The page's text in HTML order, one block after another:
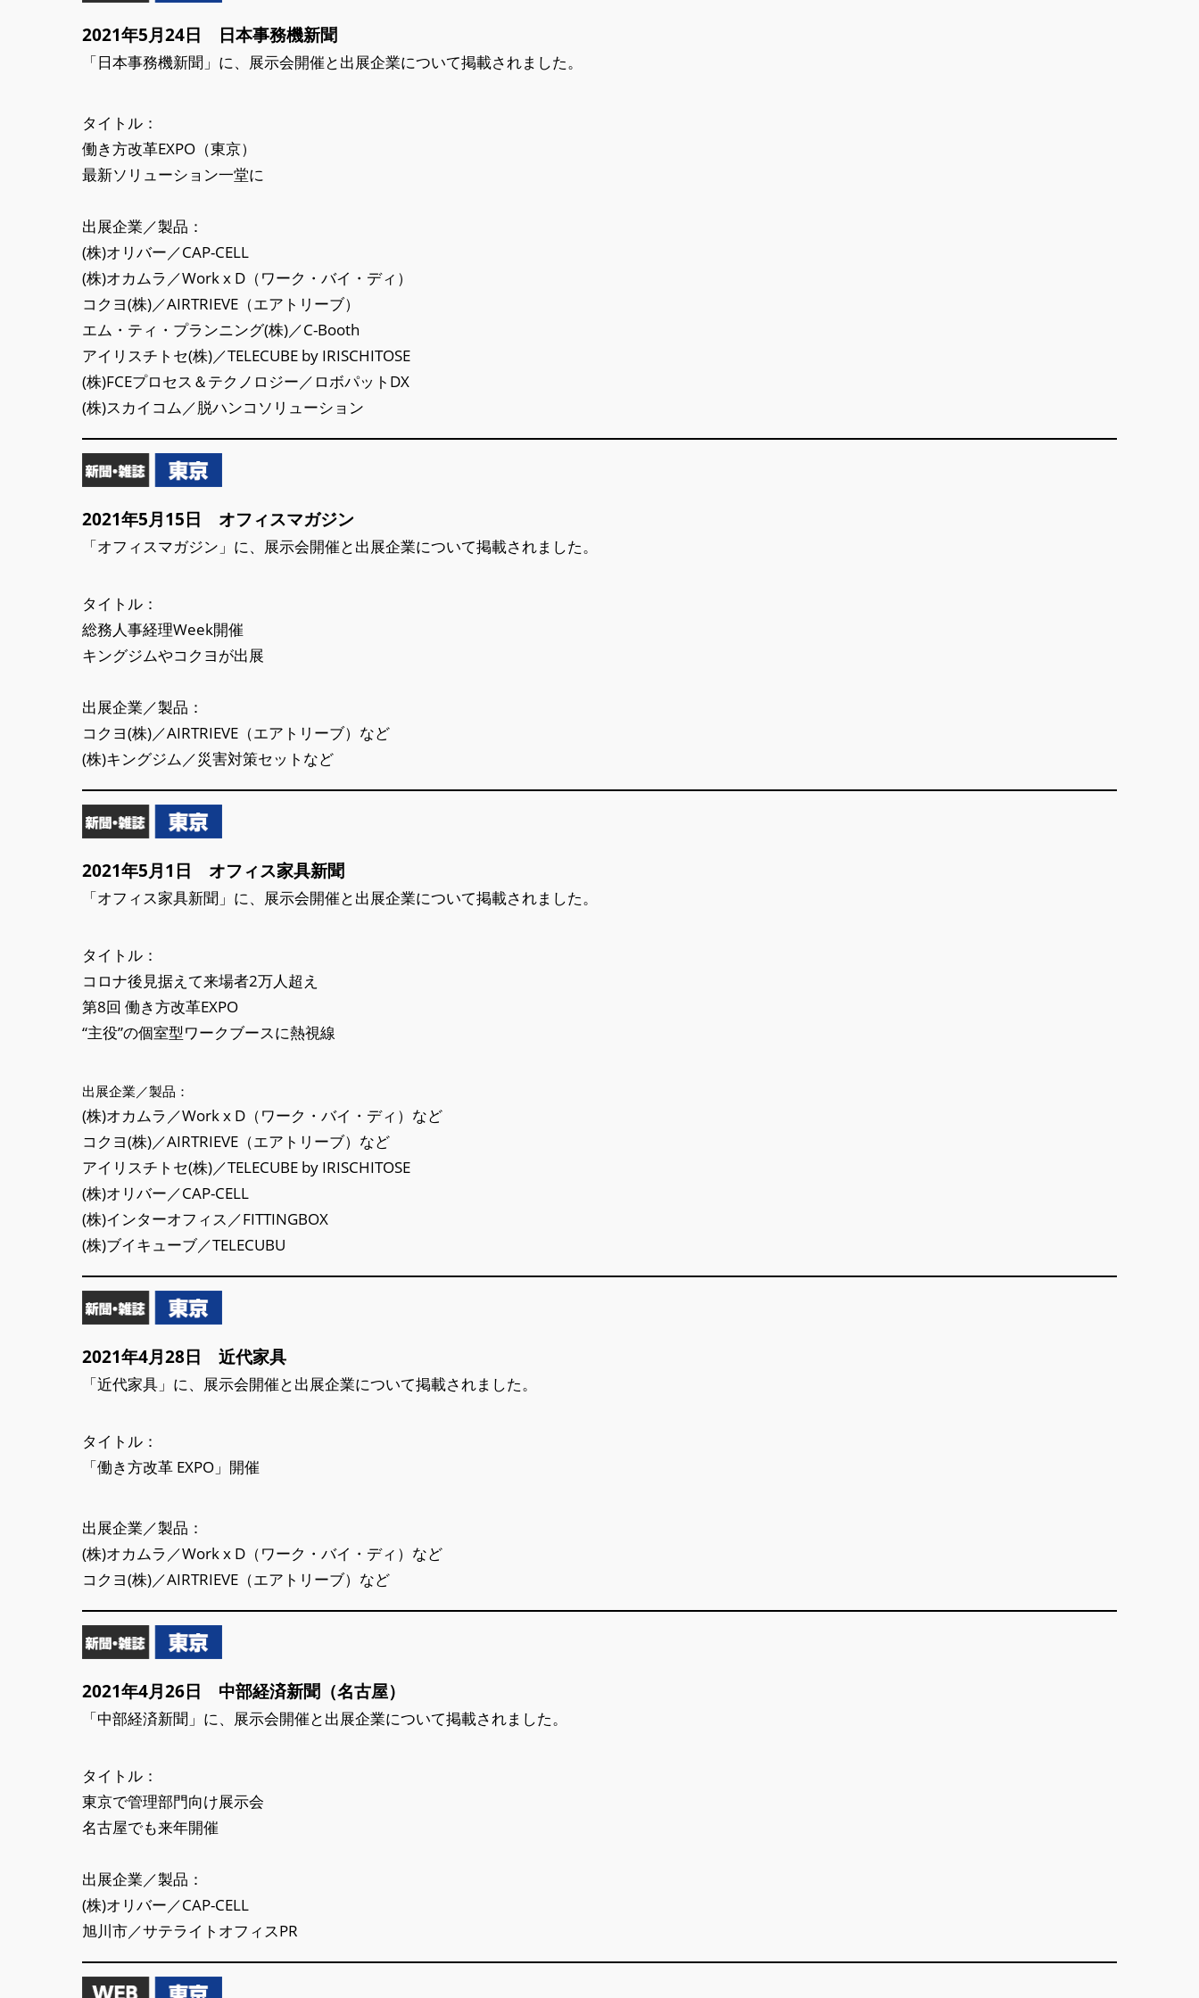
2021年5月24日 日本事務機新聞
「日本事務機新聞」に、展示会開催と出展企業について掲載されました。
タイトル：
働き方改革EXPO（東京）
最新ソリューション一堂に
出展企業／製品：
(株)オリバー／CAP-CELL
(株)オカムラ／Work x D（ワーク・バイ・ディ）
コクヨ(株)／AIRTRIEVE（エアトリーブ）
エム・ティ・プランニング(株)／C-Booth
アイリスチトセ(株)／TELECUBE by IRISCHITOSE
(株)FCEプロセス＆テクノロジー／ロボパットDX
(株)スカイコム／脱ハンコソリューション
2021年5月15日 オフィスマガジン
「オフィスマガジン」に、展示会開催と出展企業について掲載されました。
タイトル：
総務人事経理Week開催
キングジムやコクヨが出展
出展企業／製品：
コクヨ(株)／AIRTRIEVE（エアトリーブ）など
(株)キングジム／災害対策セットなど
2021年5月1日 オフィス家具新聞
「オフィス家具新聞」に、展示会開催と出展企業について掲載されました。
タイトル：
コロナ後見据えて来場者2万人超え
第8回 働き方改革EXPO
“主役”の個室型ワークブースに熱視線
出展企業／製品：
(株)オカムラ／Work x D（ワーク・バイ・ディ）など
コクヨ(株)／AIRTRIEVE（エアトリーブ）など
アイリスチトセ(株)／TELECUBE by IRISCHITOSE
(株)オリバー／CAP-CELL
(株)インターオフィス／FITTINGBOX
(株)ブイキューブ／TELECUBU
2021年4月28日 近代家具
「近代家具」に、展示会開催と出展企業について掲載されました。
タイトル：
「働き方改革 EXPO」開催
出展企業／製品：
(株)オカムラ／Work x D（ワーク・バイ・ディ）など
コクヨ(株)／AIRTRIEVE（エアトリーブ）など
2021年4月26日 中部経済新聞（名古屋）
「中部経済新聞」に、展示会開催と出展企業について掲載されました。
タイトル：
東京で管理部門向け展示会
名古屋でも来年開催
出展企業／製品：
(株)オリバー／CAP-CELL
旭川市／サテライトオフィスPR